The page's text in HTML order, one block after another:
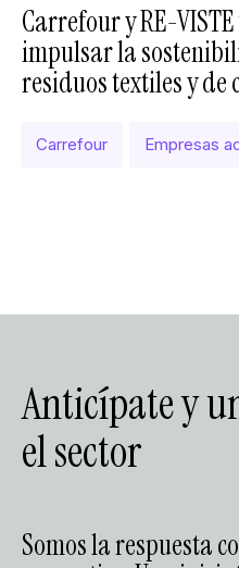
Carrefour y RE-
impulsar la
residuos textiles y de
Carrefour Empresas
Anticípate y
el sector
Somos la respuesta